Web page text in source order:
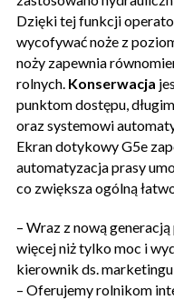
Dzięki tej funkcji
wycofywać noże z
noży zapewnia
rolnych. Konserwacja
punktom dostępu,
oraz systemowi
Ekran dotykowy G5e
automatyzacja prasy
co zwiększa ogólną
– Wraz z nową
więcej niż tylko moc i
kierownik ds.
– Oferujemy rolnikom